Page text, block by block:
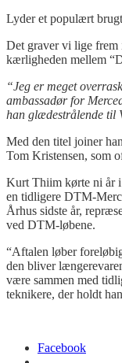
Lyder et populært
Det graver vi lige frem
kærligheden mellem
“Jeg er meget
ambassadør for
han glædestrålende til
Med den titel joiner
Tom Kristensen, som
Kurt Thiim kørte ni år
en tidligere DTM-
Århus sidste år,
ved DTM-løbene.
“Aftalen løber
den bliver
være sammen med
teknikere, der holdt
Facebook